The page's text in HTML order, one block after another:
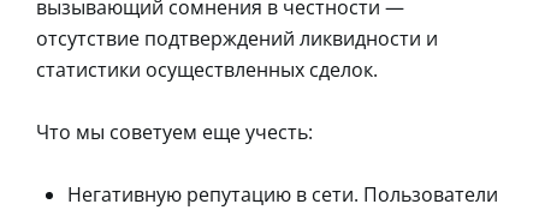
вызывающий сомнения в честности —
отсутствие подтверждений ликвидности и
статистики осуществленных сделок.
Что мы советуем еще учесть:
Негативную репутацию в сети. Пользователи